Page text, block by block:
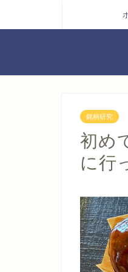
銘柄研究
初め
に行